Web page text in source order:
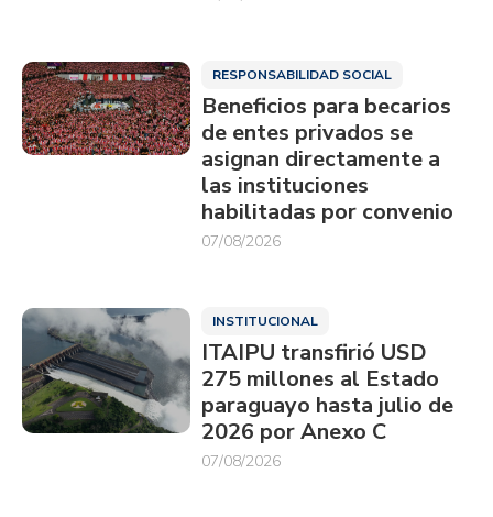
RESPONSABILIDAD SOCIAL
Beneficios para becarios
de entes privados se
asignan directamente a
las instituciones
habilitadas por convenio
07/08/2026
INSTITUCIONAL
ITAIPU transfirió USD
275 millones al Estado
paraguayo hasta julio de
2026 por Anexo C
07/08/2026